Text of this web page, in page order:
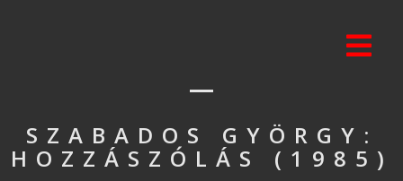
SZABADOS GYÖRGY:
HOZZÁSZÓLÁS (1985)